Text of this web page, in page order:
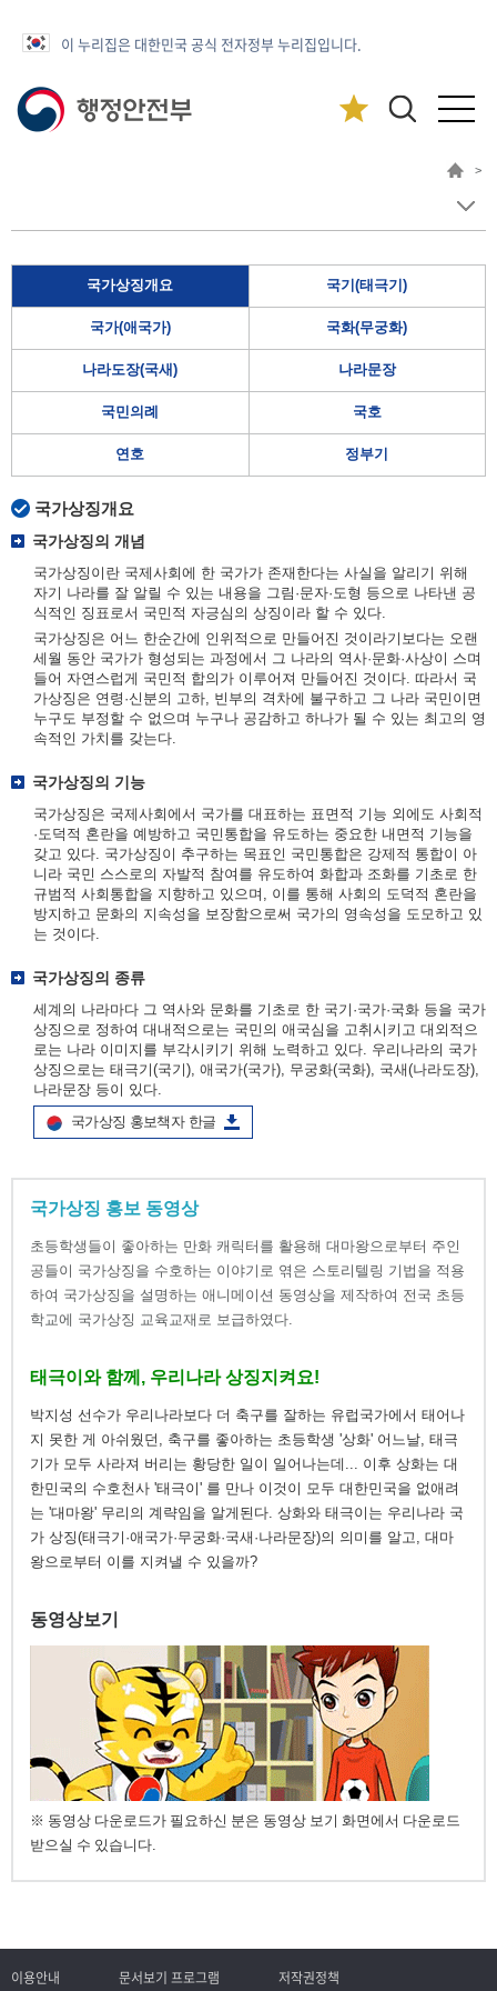
이 누리집은 대한민국 공식 전자정부 누리집입니다.
>
국가상징개요 국기(태극기)
국가(애국가) 국화(무궁화)
나라도장(국새) 나라문장
국민의례 국호
연호 정부기
국가상징개요
국가상징의 개념
국가상징이란 국제사회에 한 국가가 존재한다는 사실을 알리기 위해
자기 나라를 잘 알릴 수 있는 내용을 그림·문자·도형 등으로 나타낸 공
식적인 징표로서 국민적 자긍심의 상징이라 할 수 있다.
국가상징은 어느 한순간에 인위적으로 만들어진 것이라기보다는 오랜
세월 동안 국가가 형성되는 과정에서 그 나라의 역사·문화·사상이 스며
들어 자연스럽게 국민적 합의가 이루어져 만들어진 것이다. 따라서 국
가상징은 연령·신분의 고하, 빈부의 격차에 불구하고 그 나라 국민이면
누구도 부정할 수 없으며 누구나 공감하고 하나가 될 수 있는 최고의 영
속적인 가치를 갖는다.
국가상징의 기능
국가상징은 국제사회에서 국가를 대표하는 표면적 기능 외에도 사회적
·도덕적 혼란을 예방하고 국민통합을 유도하는 중요한 내면적 기능을
갖고 있다. 국가상징이 추구하는 목표인 국민통합은 강제적 통합이 아
니라 국민 스스로의 자발적 참여를 유도하여 화합과 조화를 기초로 한
규범적 사회통합을 지향하고 있으며, 이를 통해 사회의 도덕적 혼란을
방지하고 문화의 지속성을 보장함으로써 국가의 영속성을 도모하고 있
는 것이다.
국가상징의 종류
세계의 나라마다 그 역사와 문화를 기초로 한 국기·국가·국화 등을 국가
상징으로 정하여 대내적으로는 국민의 애국심을 고취시키고 대외적으
로는 나라 이미지를 부각시키기 위해 노력하고 있다. 우리나라의 국가
상징으로는 태극기(국기), 애국가(국가), 무궁화(국화), 국새(나라도장),
나라문장 등이 있다.
국가상징 홍보책자 한글
국가상징 홍보 동영상
초등학생들이 좋아하는 만화 캐릭터를 활용해 대마왕으로부터 주인
공들이 국가상징을 수호하는 이야기로 엮은 스토리텔링 기법을 적용
하여 국가상징을 설명하는 애니메이션 동영상을 제작하여 전국 초등
학교에 국가상징 교육교재로 보급하였다.
태극이와 함께, 우리나라 상징지켜요!
박지성 선수가 우리나라보다 더 축구를 잘하는 유럽국가에서 태어나
지 못한 게 아쉬웠던, 축구를 좋아하는 초등학생 '상화' 어느날, 태극
기가 모두 사라져 버리는 황당한 일이 일어나는데... 이후 상화는 대
한민국의 수호천사 '태극이' 를 만나 이것이 모두 대한민국을 없애려
는 '대마왕' 무리의 계략임을 알게된다. 상화와 태극이는 우리나라 국
가 상징(태극기·애국가·무궁화·국새·나라문장)의 의미를 알고, 대마
왕으로부터 이를 지켜낼 수 있을까?
동영상보기
※ 동영상 다운로드가 필요하신 분은 동영상 보기 화면에서 다운로드
받으실 수 있습니다.
이용안내 문서보기 프로그램 저작권정책